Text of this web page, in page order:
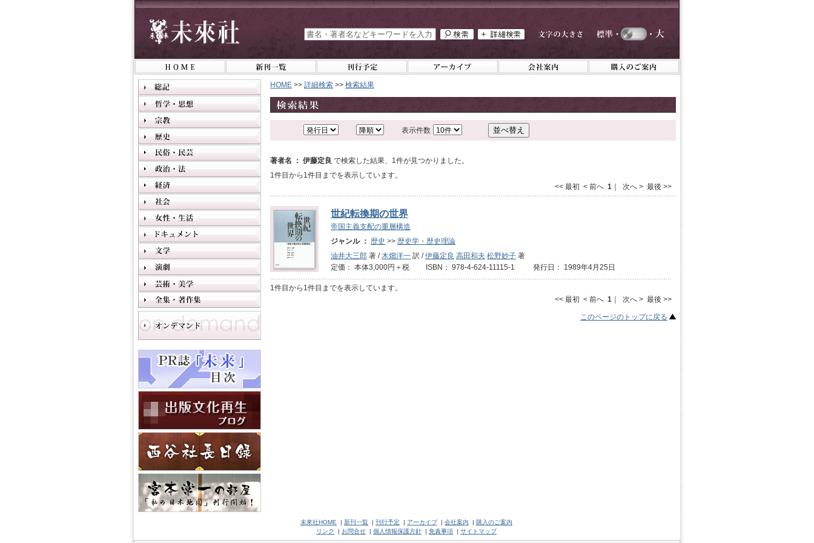
HOME >> 詳細検索 >> 検索結果
表示件数
著者名 ： 伊藤定良 で検索した結果、1件が見つかりました。
1件目から1件目までを表示しています。
<< 最初 < 前へ 1 ｜ 次へ > 最後 >>
世紀転換期の世界
帝国主義支配の重層構造
ジャンル ： 歴史 >> 歴史学・歴史理論
油井大三郎 著 /木畑洋一 訳 /伊藤定良 高田和夫 松野妙子 著
定価： 本体3,000円＋税 ISBN： 978-4-624-11115-1 発行日： 1989年4月25日
1件目から1件目までを表示しています。
<< 最初 < 前へ 1 ｜ 次へ > 最後 >>
このページのトップに戻る
未來社HOME | 新刊一覧 | 刊行予定 | アーカイブ | 会社案内 | 購入のご案内
リンク
| お問合せ | 個人情報保護方針 | 免責事項 | サイトマップ